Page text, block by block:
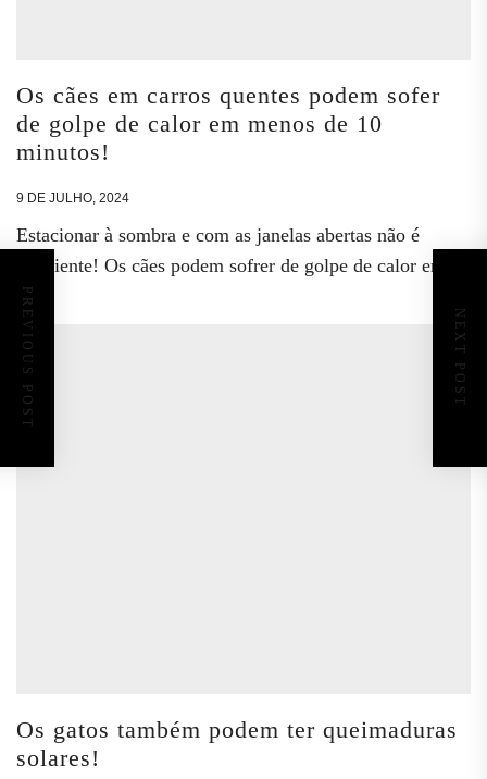
PREVIOUS POST NEXT POST
Os cães em carros quentes podem sofer
de golpe de calor em menos de 10
minutos!
9 DE JULHO, 2024
Estacionar à sombra e com as janelas abertas não é
suficiente! Os cães podem sofrer de golpe de calor em...
Os gatos também podem ter queimaduras
solares!